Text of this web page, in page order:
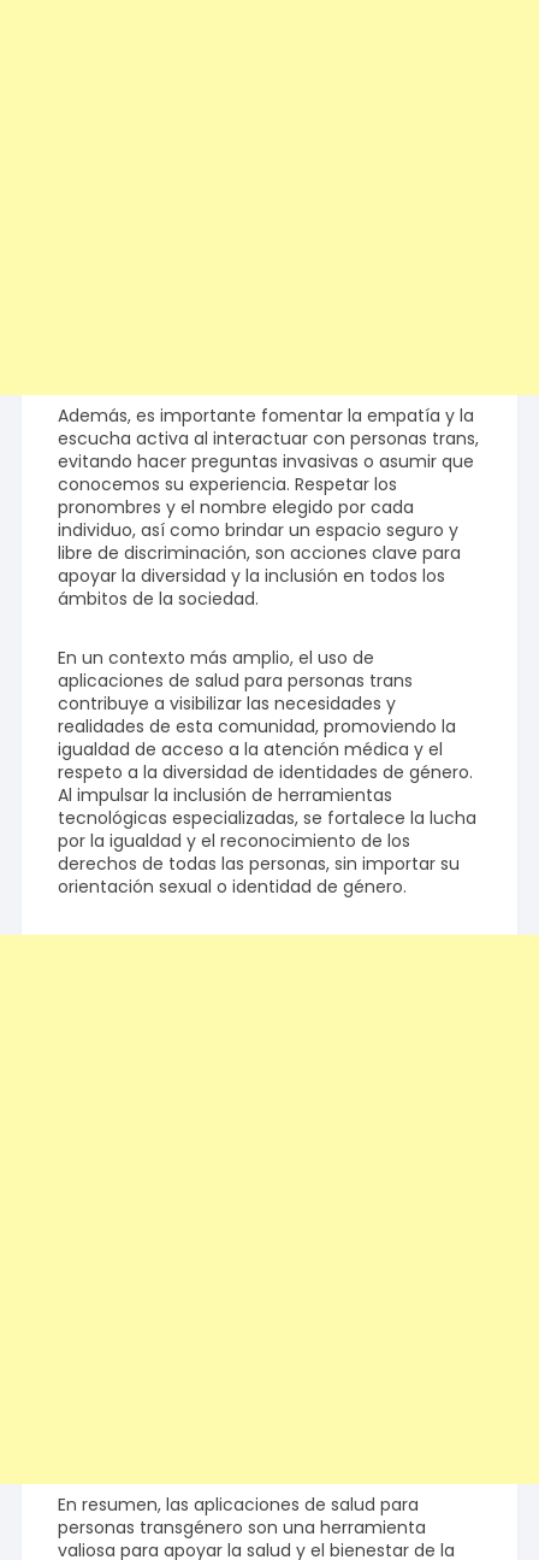
Además, es importante fomentar la empatía y la
escucha activa al interactuar con personas trans,
evitando hacer preguntas invasivas o asumir que
conocemos su experiencia. Respetar los
pronombres y el nombre elegido por cada
individuo, así como brindar un espacio seguro y
libre de discriminación, son acciones clave para
apoyar la diversidad y la inclusión en todos los
ámbitos de la sociedad.
En un contexto más amplio, el uso de
aplicaciones de salud para personas trans
contribuye a visibilizar las necesidades y
realidades de esta comunidad, promoviendo la
igualdad de acceso a la atención médica y el
respeto a la diversidad de identidades de género.
Al impulsar la inclusión de herramientas
tecnológicas especializadas, se fortalece la lucha
por la igualdad y el reconocimiento de los
derechos de todas las personas, sin importar su
orientación sexual o identidad de género.
En resumen, las aplicaciones de salud para
personas transgénero son una herramienta
valiosa para apoyar la salud y el bienestar de la